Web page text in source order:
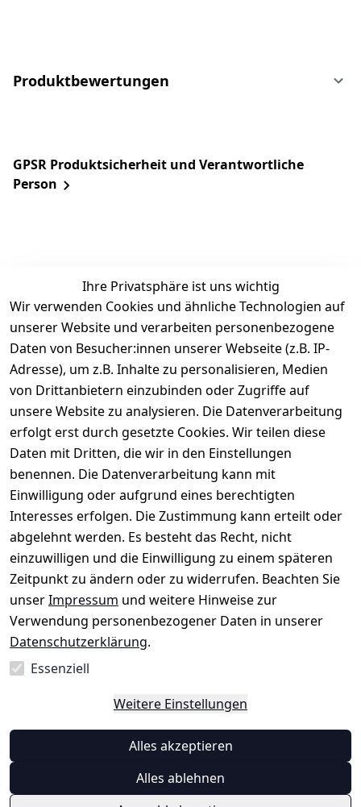
Produktbewertungen
GPSR Produktsicherheit und Verantwortliche
Person
Ihre Privatsphäre ist uns wichtig
Wir verwenden Cookies und ähnliche Technologien auf
unserer Website und verarbeiten personenbezogene
Daten von Besucher:innen unserer Webseite (z.B. IP-
Adresse), um z.B. Inhalte zu personalisieren, Medien
von Drittanbietern einzubinden oder Zugriffe auf
unsere Website zu analysieren. Die Datenverarbeitung
erfolgt erst durch gesetzte Cookies. Wir teilen diese
Daten mit Dritten, die wir in den Einstellungen
benennen. Die Datenverarbeitung kann mit
Einwilligung oder aufgrund eines berechtigten
Interesses erfolgen. Die Zustimmung kann erteilt oder
abgelehnt werden. Es besteht das Recht, nicht
einzuwilligen und die Einwilligung zu einem späteren
Zeitpunkt zu ändern oder zu widerrufen. Beachten Sie
unserImpressum und weitere Hinweise zur
Verwendung personenbezogener Daten in unserer
Datenschutzerklärung.
Essenziell
Weitere Einstellungen
Alles akzeptieren
Alles ablehnen
Rechtliches
AGB
Impressum
Datenschutze
rklärung
Barrierefreihe
itserklärung
Widerrufsrec
ht
Service
Kontakt
Registrieren
Rechnungska
Kontakt
↺ 30 Tage
Widerrufsre
cht
Informatio
nen
Retourenlage
r: Eichenallee
3, 06184
Kabelsketal
Telefon: +49
1512 6260858
E-Mail:
info@konsyst
em.de
Blog und
Wissensdaten
bank
Über uns
★★★★☆
Top-Verkäufer
★★★★★
Bewertungen
Über 228.000